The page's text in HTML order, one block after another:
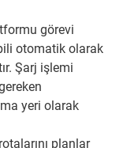
görevi
otomatik olarak
Şarj işlemi
yeri olarak
planlar